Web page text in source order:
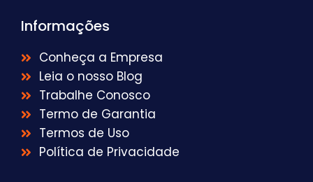
Informações
Conheça a Empresa
Leia o nosso Blog
Trabalhe Conosco
Termo de Garantia
Termos de Uso
Política de Privacidade